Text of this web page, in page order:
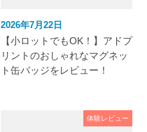
2026年7月22日
【小ロットでもOK！】アドプ
リントのおしゃれなマグネッ
ト缶バッジをレビュー！
体験レビュー